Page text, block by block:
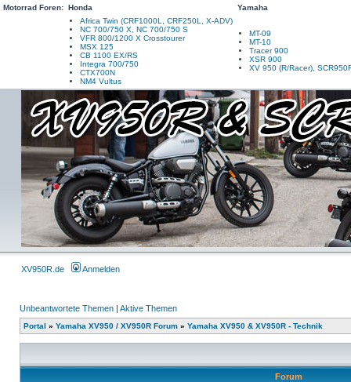
Motorrad Foren: Honda
Yamaha
Africa Twin (CRF1000L, CRF250L, X-ADV)
NC 700/750 X, NC 700/750 S
VFR 800/1200 X Crosstourer
MSX 125
CB 1100 EX/RS
Integra 700/750
CTX700N
NM4 Vultus
MT-09
MT-10
Tracer 900
XSR 900
XV 950 (R/Racer),
XV950R.de Anmelden
Unbeantwortete Themen | Aktive Themen
Portal » Yamaha XV950 / XV950R Forum » Yamaha XV950 & XV950R - Technik
Forum